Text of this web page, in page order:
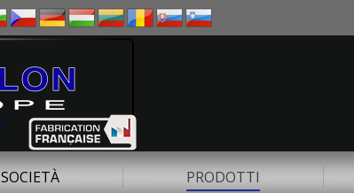
SOCIETÀ PRODOTTI